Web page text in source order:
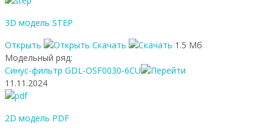
3D модель STEP
Открыть
Скачать
1.5 Мб
Модельный ряд:
Синус-фильтр GDL-OSF0030-6CU
11.11.2024
2D модель PDF